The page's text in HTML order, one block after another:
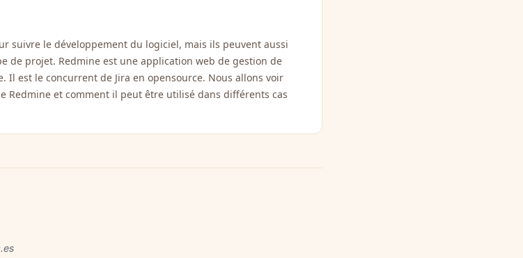
suivre le développement du logiciel, mais ils peuvent aussi
de projet. Redmine est une application web de gestion de
Il est le concurrent de Jira en opensource. Nous allons voir
Redmine et comment il peut être utilisé dans différents cas